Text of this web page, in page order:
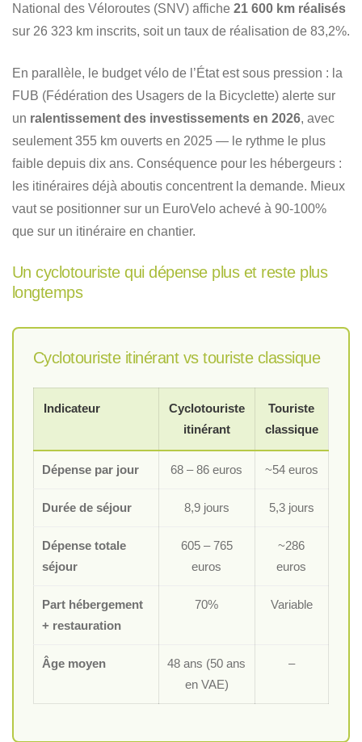
National des Véloroutes (SNV) affiche 21 600 km réalisés
sur 26 323 km inscrits, soit un taux de réalisation de 83,2%.
En parallèle, le budget vélo de l’État est sous pression : la
FUB (Fédération des Usagers de la Bicyclette) alerte sur
un ralentissement des investissements en 2026, avec
seulement 355 km ouverts en 2025 — le rythme le plus
faible depuis dix ans. Conséquence pour les hébergeurs :
les itinéraires déjà aboutis concentrent la demande. Mieux
vaut se positionner sur un EuroVelo achevé à 90-100%
que sur un itinéraire en chantier.
Un cyclotouriste qui dépense plus et reste plus
longtemps
Cyclotouriste itinérant vs touriste classique
Indicateur
Cyclotouriste
itinérant
Touriste
classique
Dépense par jour 68 – 86 euros ~54 euros
Durée de séjour 8,9 jours 5,3 jours
Dépense totale
séjour
605 – 765
euros
~286
euros
Part hébergement
+ restauration
70% Variable
Âge moyen
48 ans (50 ans
en VAE)
–